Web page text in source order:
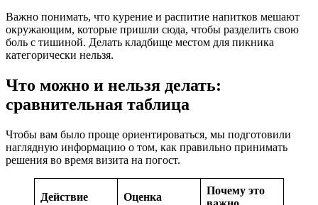
Важно понимать, что курение и распитие напитков мешают
окружающим, которые пришли сюда, чтобы разделить свою
боль с тишиной. Делать кладбище местом для пикника
категорически нельзя.
Что можно и нельзя делать:
сравнительная таблица
Чтобы вам было проще ориентироваться, мы подготовили
наглядную информацию о том, как правильно принимать
решения во время визита на погост.
Действие Оценка
Почему это